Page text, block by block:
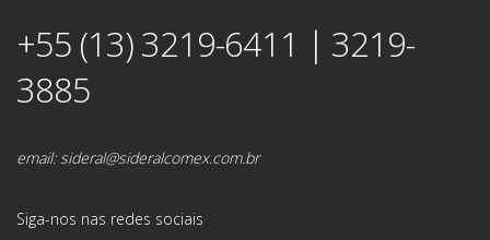
+55 (13) 3219-6411 | 3219-
3885
email:sideral@sideralcomex.com.br
Siga-nos nas redes sociais